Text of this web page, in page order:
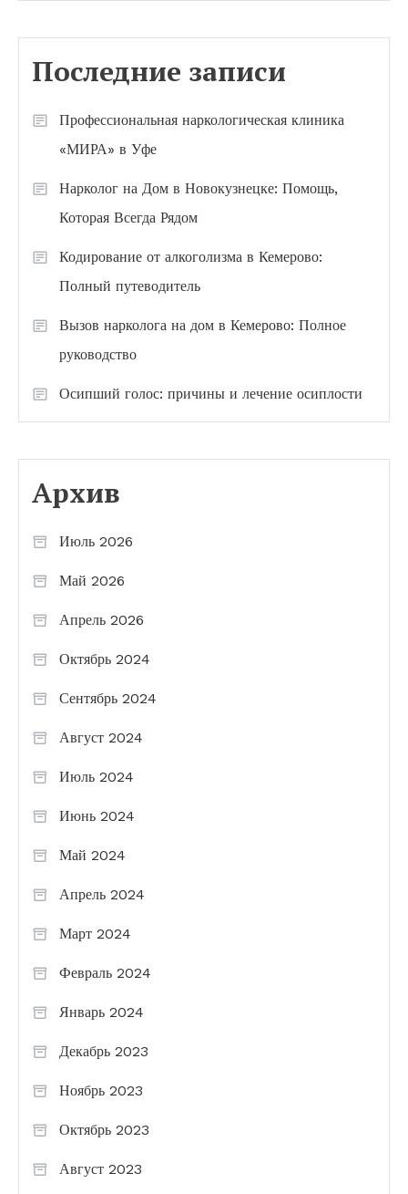
Последние записи
Профессиональная наркологическая клиника
«МИРА» в Уфе
Нарколог на Дом в Новокузнецке: Помощь,
Которая Всегда Рядом
Кодирование от алкоголизма в Кемерово:
Полный путеводитель
Вызов нарколога на дом в Кемерово: Полное
руководство
Осипший голос: причины и лечение осиплости
Архив
Июль 2026
Май 2026
Апрель 2026
Октябрь 2024
Сентябрь 2024
Август 2024
Июль 2024
Июнь 2024
Май 2024
Апрель 2024
Март 2024
Февраль 2024
Январь 2024
Декабрь 2023
Ноябрь 2023
Октябрь 2023
Август 2023